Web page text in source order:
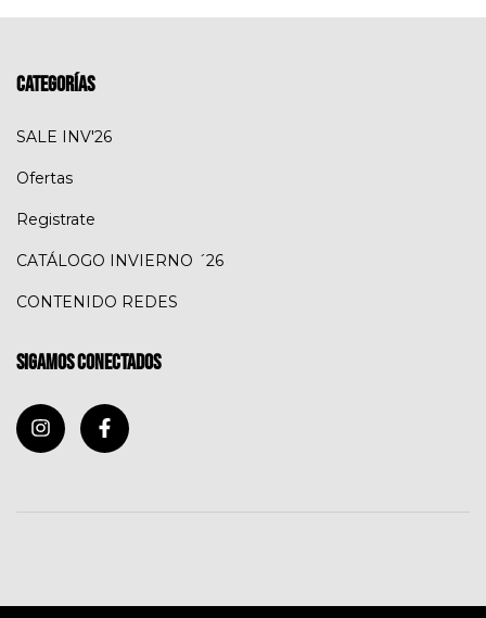
Categorías
SALE INV'26
Ofertas
Registrate
CATÁLOGO INVIERNO ´26
CONTENIDO REDES
Sigamos conectados